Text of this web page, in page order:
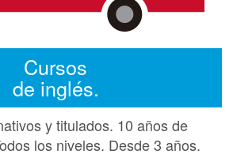
Cursos
de inglés.
y titulados. 10 años de
los niveles. Desde 3 años.